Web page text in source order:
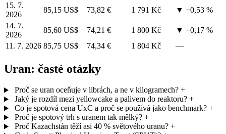
15. 7.
2026
85,15 US$ 73,82 € 1 791 Kč
▼ −0,53 %
14. 7.
2026
85,60 US$ 74,21 € 1 800 Kč
▼ −0,17 %
11. 7. 2026 85,75 US$ 74,34 € 1 804 Kč —
Uran: časté otázky
Proč se uran oceňuje v librách, a ne v kilogramech? +
Jaký je rozdíl mezi yellowcake a palivem do reaktoru? +
Co je spotová cena UxC a proč se používá jako benchmark? +
Proč je spotový trh s uranem tak mělký? +
Proč Kazachstán těží asi 40 % světového uranu? +